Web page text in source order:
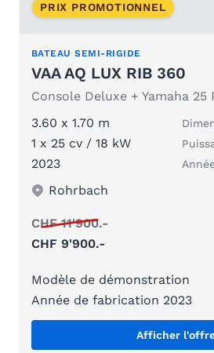
PRIX PROMOTIONNEL
BATEAU SEMI-RIGIDE
VAA AQ LUX RIB 360
3.60 x 1.70 m
1 x 25 cv / 18 kW
2023
Rohrbach
CHF 11'900.-
CHF 9'900.-
Modèle de démonstration
Année de fabrication 2023
Afficher